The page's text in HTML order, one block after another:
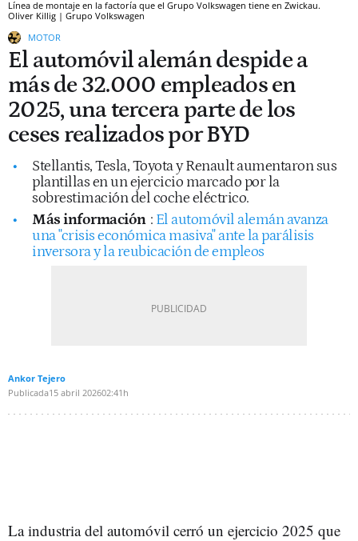
Línea de montaje en la factoría que el Grupo Volkswagen tiene en Zwickau.
Oliver Killig | Grupo Volkswagen
MOTOR
El automóvil alemán despide a
más de 32.000 empleados en
2025, una tercera parte de los
ceses realizados por BYD
Stellantis, Tesla, Toyota y Renault aumentaron sus
plantillas en un ejercicio marcado por la
sobrestimación del coche eléctrico.
Más información : El automóvil alemán avanza
una "crisis económica masiva" ante la parálisis
inversora y la reubicación de empleos
Ankor Tejero
Publicada15 abril 202602:41h
La industria del automóvil cerró un ejercicio 2025 que